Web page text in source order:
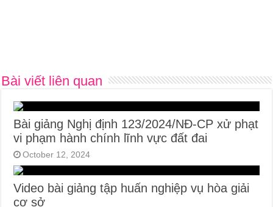
Bài viết liên quan
Bài giảng Nghị định 123/2024/NĐ-CP xử phạt
vi phạm hành chính lĩnh vực đất đai
October 12, 2024
Video bài giảng tập huấn nghiệp vụ hòa giải
cơ sở